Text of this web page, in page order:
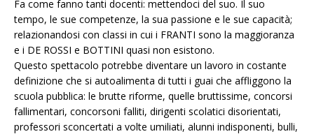
Fa come fanno tanti docenti: mettendoci del suo. Il suo
tempo, le sue competenze, la sua passione e le sue capacità;
relazionandosi con classi in cui i FRANTI sono la maggioranza
e i DE ROSSI e BOTTINI quasi non esistono.
Questo spettacolo potrebbe diventare un lavoro in costante
definizione che si autoalimenta di tutti i guai che affliggono la
scuola pubblica: le brutte riforme, quelle bruttissime, concorsi
fallimentari, concorsoni falliti, dirigenti scolatici disorientati,
professori sconcertati a volte umiliati, alunni indisponenti, bulli,